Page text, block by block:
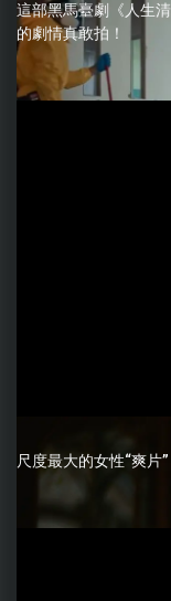
這部黑馬臺劇《人生
的劇情真敢拍！
尺度最大的女性“爽片